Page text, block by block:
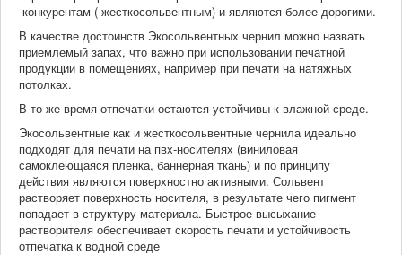
конкурентам ( жесткосольвентным) и являются более дорогими.
В качестве достоинств Экосольвентных чернил можно назвать
приемлемый запах, что важно при использовании печатной
продукции в помещениях, например при печати на натяжных
потолках.
В то же время отпечатки остаются устойчивы к влажной среде.
Экосольвентные как и жесткосольвентные чернила идеально
подходят для печати на пвх-носителях (виниловая
самоклеющаяся пленка, баннерная ткань) и по принципу
действия являются поверхностно активными. Сольвент
растворяет поверхность носителя, в результате чего пигмент
попадает в структуру материала. Быстрое высыхание
растворителя обеспечивает скорость печати и устойчивость
отпечатка к водной среде